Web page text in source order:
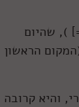
=] ), שהיום
הראשון
והיא קרובה